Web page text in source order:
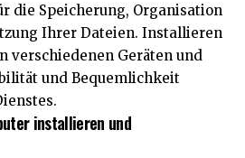
die Speicherung, Organisation
Ihrer Dateien. Installieren
verschiedenen Geräten und
und Bequemlichkeit
installieren und